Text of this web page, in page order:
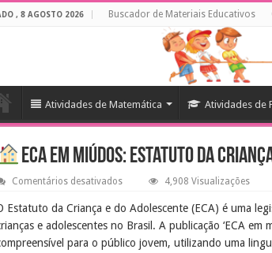
, 8 AGOSTO 2026 Buscador de Materiais Educativos
Atividades de Matemática Atividades de
ECA em miúdos: Estatuto da
Comentários desativadosem
em
miúdos:
Estatuto
Criança
4,908 Visualizações
Estatuto da Criança e do Adolescente (ECA) é uma
e adolescentes no Brasil. A publicação ‘ECA em
para o público jovem, utilizando uma